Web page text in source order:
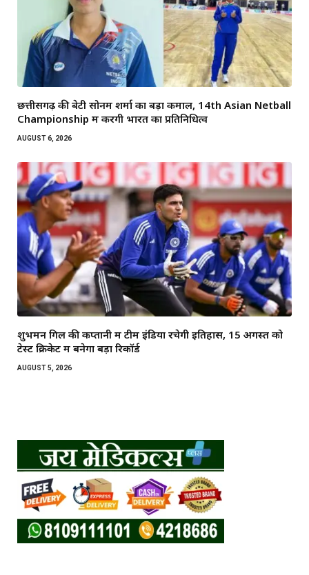
छत्तीसगढ़ की बेटी सोनम शर्मा का बड़ा कमाल, 14th Asian Netball
Championship में करेंगी भारत का प्रतिनिधित्व
AUGUST 6, 2026
शुभमन गिल की कप्तानी में टीम इंडिया रचेगी इतिहास, 15 अगस्त को
टेस्ट क्रिकेट में बनेगा बड़ा रिकॉर्ड
AUGUST 5, 2026